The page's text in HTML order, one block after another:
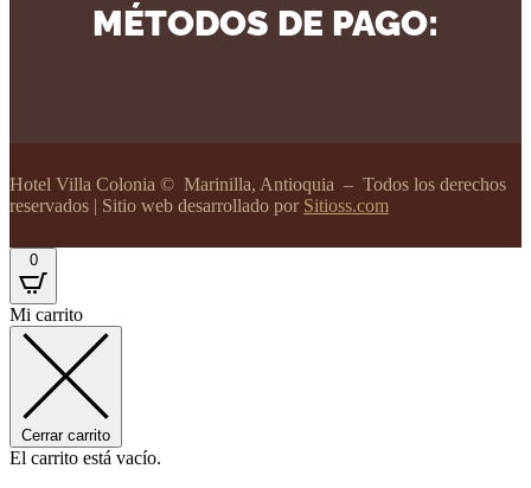
MÉTODOS DE PAGO:
Hotel Villa Colonia © Marinilla, Antioquia – Todos los derechos
reservados | Sitio web desarrollado por Sitioss.com
0
Mi carrito
Cerrar carrito
El carrito está vacío.